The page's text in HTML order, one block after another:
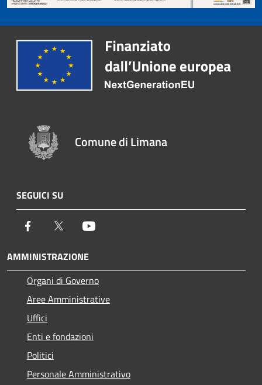
Comune di Limana
SEGUICI SU
Facebook Twitter
AMMINISTRAZIONE
Organi di Governo
Aree Amministrative
Uffici
Enti e fondazioni
Politici
Personale Amministrativo